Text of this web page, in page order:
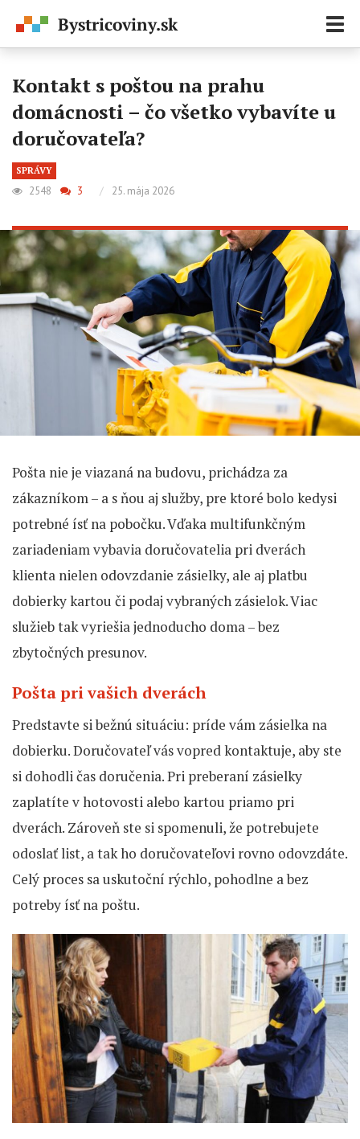
Kontakt s poštou na prahu
domácnosti – čo všetko vybavíte u
doručovateľa?
SPRÁVY
2548 3 / 25. mája 2026
Pošta nie je viazaná na budovu, prichádza za
zákazníkom – a s ňou aj služby, pre ktoré bolo kedysi
potrebné ísť na pobočku. Vďaka multifunkčným
zariadeniam vybavia doručovatelia pri dverách
klienta nielen odovzdanie zásielky, ale aj platbu
dobierky kartou či podaj vybraných zásielok. Viac
služieb tak vyriešia jednoducho doma – bez
zbytočných presunov.
Pošta pri vašich dverách
Predstavte si bežnú situáciu: príde vám zásielka na
dobierku. Doručovateľ vás vopred kontaktuje, aby ste
si dohodli čas doručenia. Pri preberaní zásielky
zaplatíte v hotovosti alebo kartou priamo pri
dverách. Zároveň ste si spomenuli, že potrebujete
odoslať list, a tak ho doručovateľovi rovno odovzdáte.
Celý proces sa uskutoční rýchlo, pohodlne a bez
potreby ísť na poštu.